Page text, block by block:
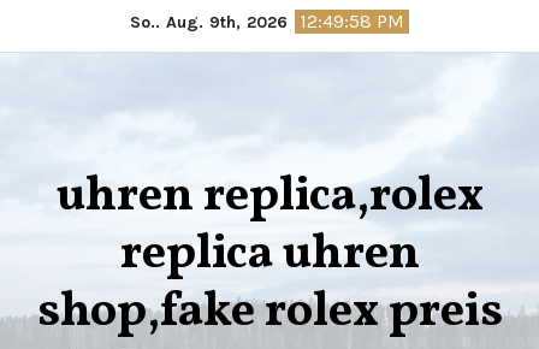
zum
So.. Aug. 9th, 2026 12:49:59 PM
uhren replica,rolex
replica uhren
shop,fake rolex preis